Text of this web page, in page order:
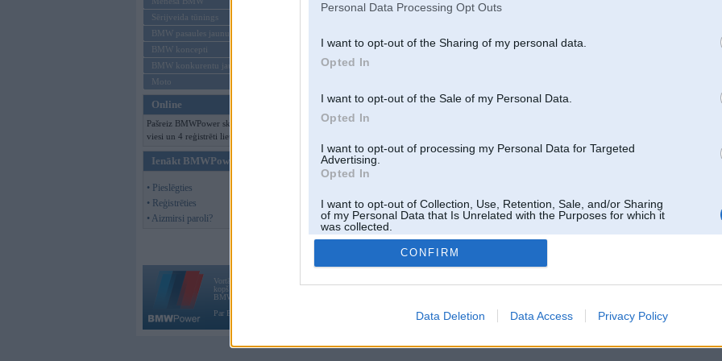
Personal Data Processing Opt Outs
I want to opt-out of the Sharing of my personal data.
Opted In
I want to opt-out of the Sale of my Personal Data.
Opted In
I want to opt-out of processing my Personal Data for Targeted
Advertising.
Opted In
I want to opt-out of Collection, Use, Retention, Sale, and/or Sharing
of my Personal Data that Is Unrelated with the Purposes for which it
was collected.
Opted Out
CONFIRM
Data Deletion Data Access Privacy Policy
Sērijveida tūnings
BMW pasaules jaunumi
BMW koncepti
BMW konkurentu jaunumi
Moto
Online
Pašreiz BMWPower skatās 152
viesi un 4 reģistrēti lietotāji.
Ienākt BMWPower
• Pieslēgties
• Reģistrēties
• Aizmirsi paroli?
Vortāls BMWPower.lv darbojas
kopš 2002. gada 14. maija. Tas nav auto klubs un nav saistīts ar
BMW AG.
Par BMWPower